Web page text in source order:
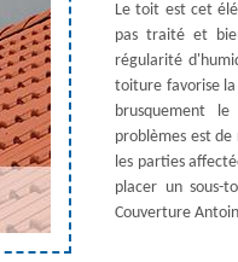
Le toit est cet
pas traité et
régularité
toiture favorise
brusquement
problèmes est
les parties
placer un sous-
Couverture